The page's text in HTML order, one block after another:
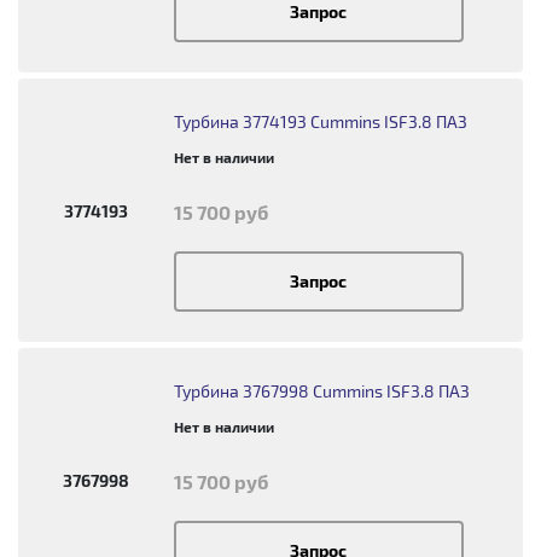
Запрос
3774193
Турбина 3774193 Cummins ISF3.8 ПАЗ
Нет в наличии
15 700 руб
Запрос
3767998
Турбина 3767998 Cummins ISF3.8 ПАЗ
Нет в наличии
15 700 руб
Запрос